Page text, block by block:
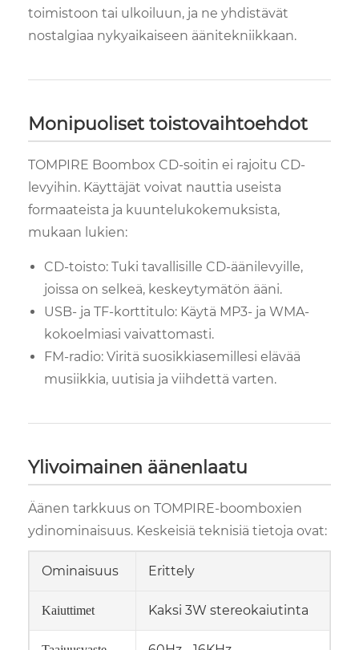
toimistoon tai ulkoiluun, ja ne yhdistävät
nostalgiaa nykyaikaiseen äänitekniikkaan.
Monipuoliset toistovaihtoehdot
TOMPIRE Boombox CD-soitin ei rajoitu CD-
levyihin. Käyttäjät voivat nauttia useista
formaateista ja kuuntelukokemuksista,
mukaan lukien:
CD-toisto: Tuki tavallisille CD-äänilevyille,
joissa on selkeä, keskeytymätön ääni.
USB- ja TF-korttitulo: Käytä MP3- ja WMA-
kokoelmiasi vaivattomasti.
FM-radio: Viritä suosikkiasemillesi elävää
musiikkia, uutisia ja viihdettä varten.
Ylivoimainen äänenlaatu
Äänen tarkkuus on TOMPIRE-boomboxien
ydinominaisuus. Keskeisiä teknisiä tietoja ovat:
Ominaisuus Erittely
Kaiuttimet Kaksi 3W stereokaiutinta